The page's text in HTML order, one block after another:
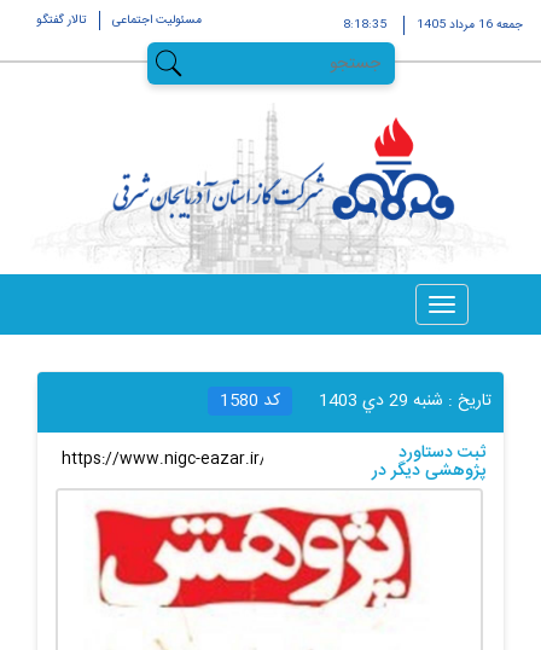
جمعه 16 مرداد 1405 8:18:36 مسئولیت اجتماعی تالار گفتگو
تاریخ : شنبه 29 دي 1403 کد 1580
ثبت دستاورد
پژوهشی دیگر در